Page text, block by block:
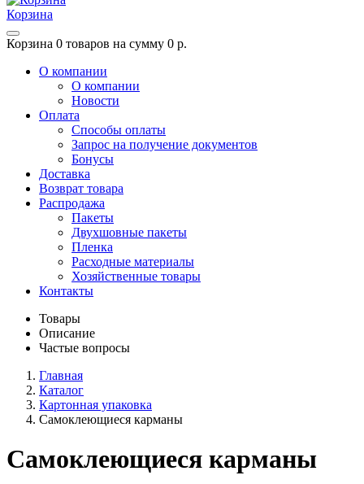
Корзина
Корзина 0 товаров на сумму 0 р.
О компании
О компании
Новости
Оплата
Способы оплаты
Запрос на получение документов
Бонусы
Доставка
Возврат товара
Распродажа
Пакеты
Двухшовные пакеты
Пленка
Расходные материалы
Хозяйственные товары
Контакты
Товары
Описание
Частые вопросы
Главная
Каталог
Картонная упаковка
Самоклеющиеся карманы
Самоклеющиеся карманы